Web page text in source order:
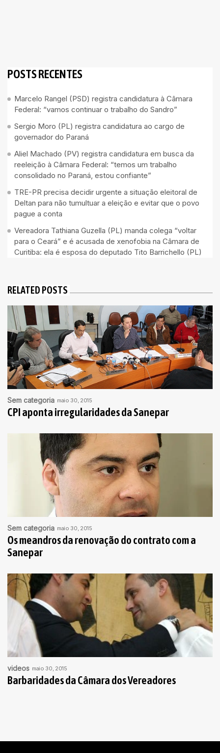
POSTS RECENTES
Marcelo Rangel (PSD) registra candidatura à Câmara
Federal: “vamos continuar o trabalho do Sandro”
Sergio Moro (PL) registra candidatura ao cargo de
governador do Paraná
Aliel Machado (PV) registra candidatura em busca da
reeleição à Câmara Federal: “temos um trabalho
consolidado no Paraná, estou confiante”
TRE-PR precisa decidir urgente a situação eleitoral de
Deltan para não tumultuar a eleição e evitar que o povo
pague a conta
Vereadora Tathiana Guzella (PL) manda colega “voltar
para o Ceará” e é acusada de xenofobia na Câmara de
Curitiba: ela é esposa do deputado Tito Barrichello (PL)
RELATED POSTS
Sem categoria maio 30, 2015
CPI aponta irregularidades da Sanepar
Sem categoria maio 30, 2015
Os meandros da renovação do contrato com a
Sanepar
videos maio 30, 2015
Barbaridades da Câmara dos Vereadores